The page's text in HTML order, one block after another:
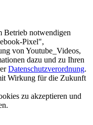
Betrieb notwendigen
Pixel",
von Youtube_Videos,
dazu und zu Ihren
Datenschutzverordnung.
Wirkung für die Zukunft
zu akzeptieren und